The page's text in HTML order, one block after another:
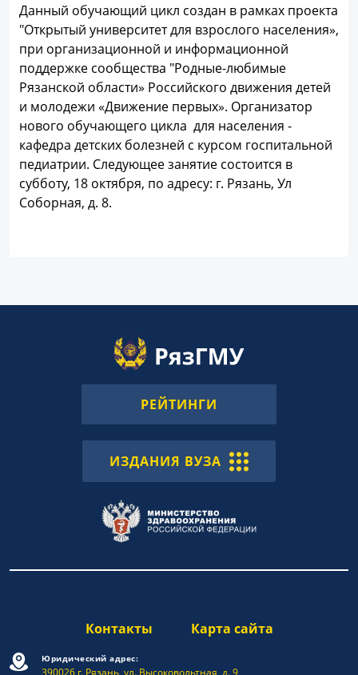
Данный обучающий цикл создан в рамках проекта
"Открытый университет для взрослого населения»,
при организационной и информационной
поддержке сообщества "Родные-любимые
Рязанской области» Российского движения детей
и молодежи «Движение первых». Организатор
нового обучающего цикла для населения -
кафедра детских болезней с курсом госпитальной
педиатрии. Следующее занятие состоится в
субботу, 18 октября, по адресу: г. Рязань, Ул
Соборная, д. 8.
РЕЙТИНГИ
ИЗДАНИЯ ВУЗА
Контакты Карта сайта
Юридический адрес:
390026 г. Рязань, ул. Высоковольтная, д. 9